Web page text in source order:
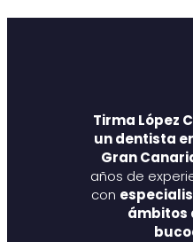
Tirma López
un dentista
Gran
años de
con
ámbitos